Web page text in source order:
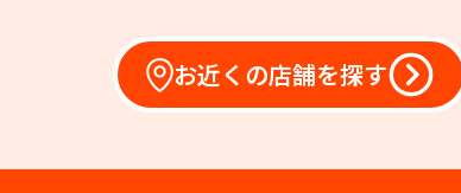
お近くの店舗を探す